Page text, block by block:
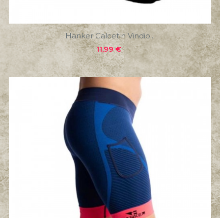
Hanker Calcetin Vindio...
Precio
11,99 €